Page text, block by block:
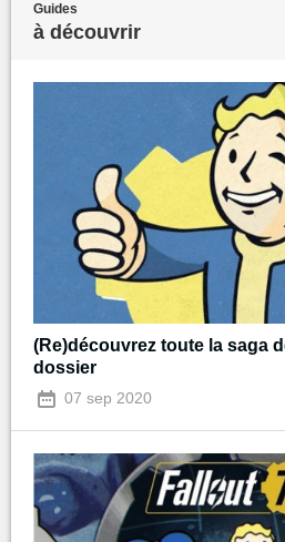
Guides
à découvrir
(Re)découvrez toute la saga
dossier
07 sep 2020